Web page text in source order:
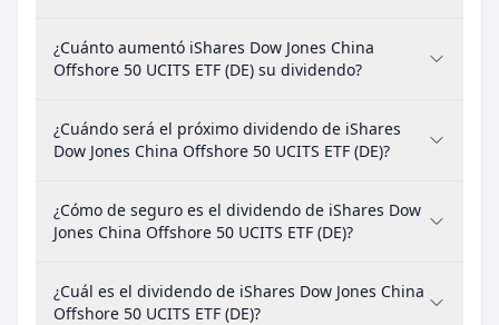
¿Cuánto aumentó iShares Dow Jones China
Offshore 50 UCITS ETF (DE) su dividendo?
¿Cuándo será el próximo dividendo de iShares
Dow Jones China Offshore 50 UCITS ETF (DE)?
¿Cómo de seguro es el dividendo de iShares Dow
Jones China Offshore 50 UCITS ETF (DE)?
¿Cuál es el dividendo de iShares Dow Jones China
Offshore 50 UCITS ETF (DE)?